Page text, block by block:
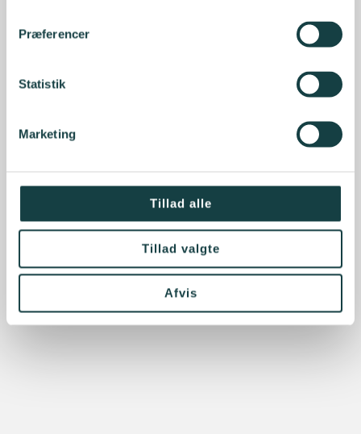
Præferencer
Statistik
Marketing
Tillad alle
Tillad valgte
Afvis